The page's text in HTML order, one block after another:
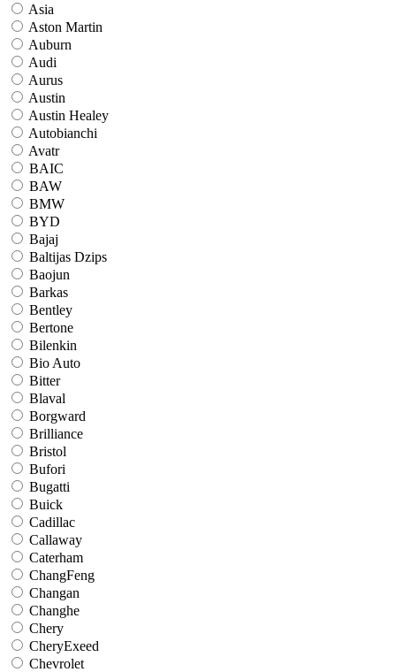
Asia
Aston Martin
Auburn
Audi
Aurus
Austin
Austin Healey
Autobianchi
Avatr
BAIC
BAW
BMW
BYD
Bajaj
Baltijas Dzips
Baojun
Barkas
Bentley
Bertone
Bilenkin
Bio Auto
Bitter
Blaval
Borgward
Brilliance
Bristol
Bufori
Bugatti
Buick
Cadillac
Callaway
Caterham
ChangFeng
Changan
Changhe
Chery
CheryExeed
Chevrolet